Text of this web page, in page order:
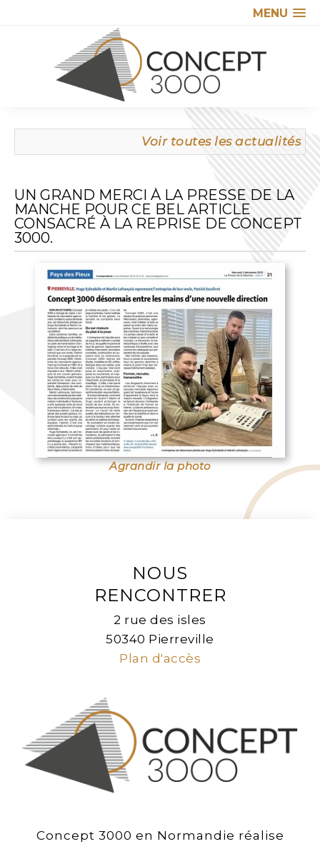
MENU
Voir toutes les actualités
UN GRAND MERCI À LA PRESSE DE LA
MANCHE POUR CE BEL ARTICLE
CONSACRÉ À LA REPRISE DE CONCEPT
3000.
Agrandir la photo
NOUS
RENCONTRER
2 rue des isles
50340 Pierreville
Plan d'accès
Concept 3000 en Normandie réalise